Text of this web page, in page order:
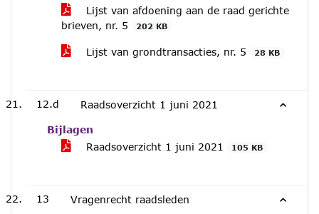
Lijst van afdoening aan de raad gerichte
brieven, nr. 5
202 KB
Lijst van grondtransacties, nr. 5 28 KB
12.d Raadsoverzicht 1 juni 2021
Bijlagen
Raadsoverzicht 1 juni 2021
105 KB
13 Vragenrecht raadsleden